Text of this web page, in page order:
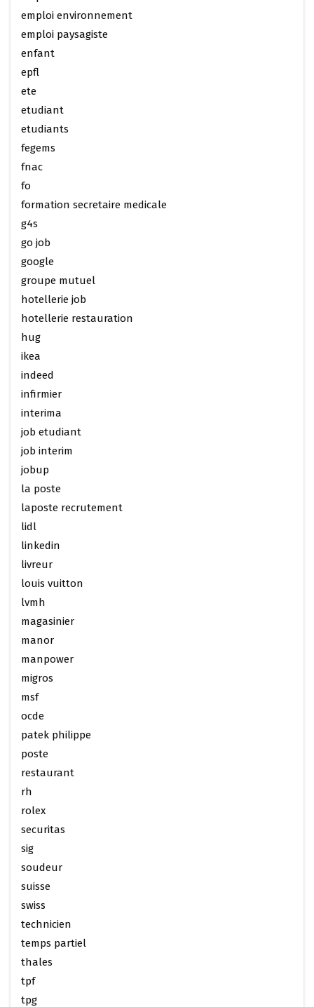
emploi environnement
emploi paysagiste
enfant
epfl
ete
etudiant
etudiants
fegems
fnac
fo
formation secretaire medicale
g4s
go job
google
groupe mutuel
hotellerie job
hotellerie restauration
hug
ikea
indeed
infirmier
interima
job etudiant
job interim
jobup
la poste
laposte recrutement
lidl
linkedin
livreur
louis vuitton
lvmh
magasinier
manor
manpower
migros
msf
ocde
patek philippe
poste
restaurant
rh
rolex
securitas
sig
soudeur
suisse
swiss
technicien
temps partiel
thales
tpf
tpg